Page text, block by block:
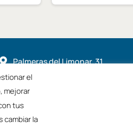
 Palmeras del Limonar, 31,
29016, Málaga
el
mejorar
tus
cambiar la